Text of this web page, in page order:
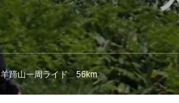
羊蹄山一周ライド 56km